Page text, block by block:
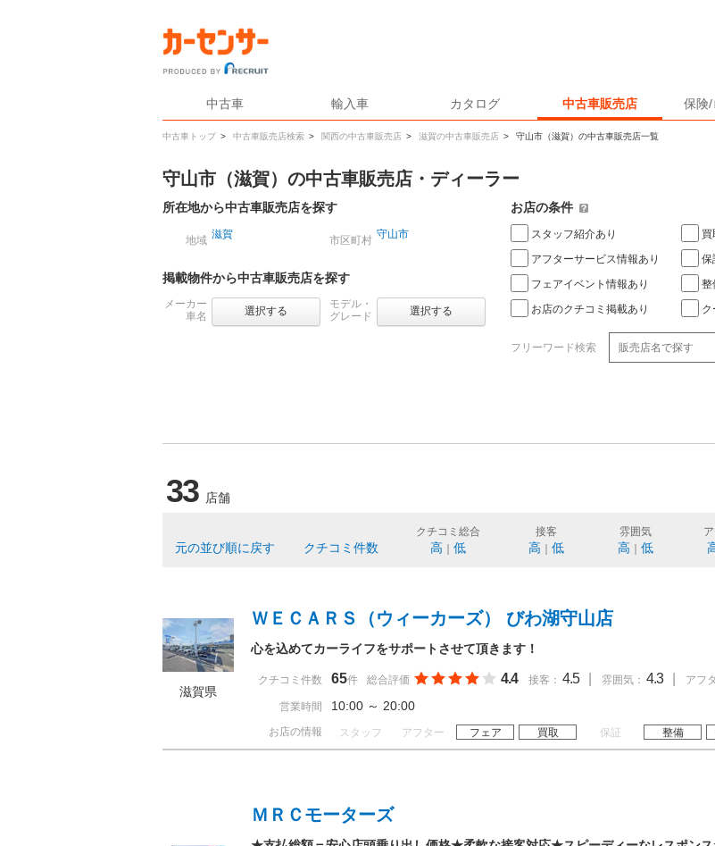
中古車 輸入車 カタログ 中古車販売店 保険/
中古車トップ > 中古車販売店検索 > 関西の中古車販売店 > 滋賀の中古車販売店 > 守山市（滋賀）の中古車販売店一覧
守山市（滋賀）の中古車販売店・ディーラー
所在地から中古車販売店を探す
地域 滋賀 市区町村 守山市
掲載物件から中古車販売店を探す
メーカー
車名
選択する
モデル・
グレード
選択する
お店の条件
スタッフ紹介あり
アフターサービス情報あり
フェアイベント情報あり
お店のクチコミ掲載あり
買
保
整
ク
フリーワード検索
33 店舗
元の並び順に戻す クチコミ件数
クチコミ総合
高 低
接客
高 低
雰囲気
高 低
滋賀県
ＷＥＣＡＲＳ（ウィーカーズ） びわ湖守山店
心を込めてカーライフをサポートさせて頂きます！
クチコミ件数 65件 総合評価 4.4 接客： 4.5 雰囲気： 4.3 アフ
営業時間 10:00 ～ 20:00
お店の情報 スタッフ アフター フェア 買取 保証 整備
ＭＲＣモーターズ